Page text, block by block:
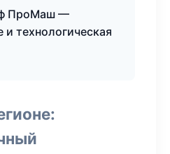
ПроМаш —
технологическая